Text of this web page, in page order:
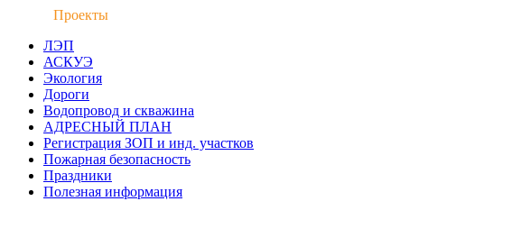
Проекты
ЛЭП
АСКУЭ
Экология
Дороги
Водопровод и скважина
АДРЕСНЫЙ ПЛАН
Регистрация ЗОП и инд. участков
Пожарная безопасность
Праздники
Полезная информация